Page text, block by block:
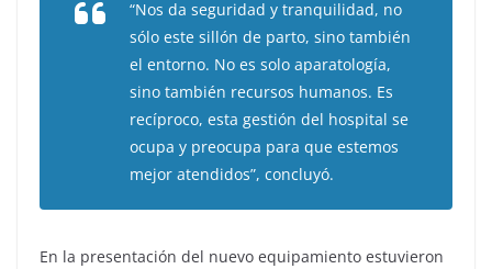
“Nos da seguridad y tranquilidad, no
sólo este sillón de parto, sino también
el entorno. No es solo aparatología,
sino también recursos humanos. Es
recíproco, esta gestión del hospital se
ocupa y preocupa para que estemos
mejor atendidos”, concluyó.
En la presentación del nuevo equipamiento estuvieron